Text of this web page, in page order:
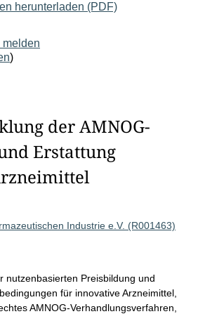
herunterladen (PDF)
melden
)
der AMNOG-
Erstattung
Industrie e.V. (R001463)
nutzenbasierten Preisbildung und
für innovative Arzneimittel,
AMNOG-Verhandlungsverfahren,